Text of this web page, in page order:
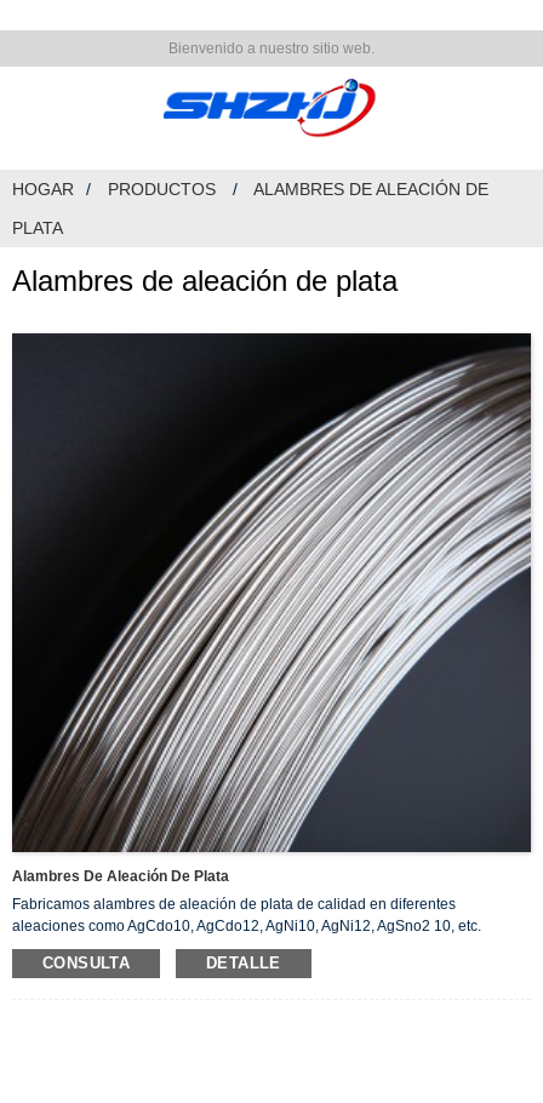
Bienvenido a nuestro sitio web.
HOGAR PRODUCTOS
ALAMBRES DE ALEACIÓN DE
PLATA
Alambres de aleación de plata
Alambres De Aleación De Plata
Fabricamos alambres de aleación de plata de calidad en diferentes
aleaciones como AgCdo10, AgCdo12, AgNi10, AgNi12, AgSno2 10, etc.
También personalizamos estos alambres de aleación de plata según las
especificaciones del cliente, lo que garantiza resistencia a la corrosión y un
CONSULTA DETALLE